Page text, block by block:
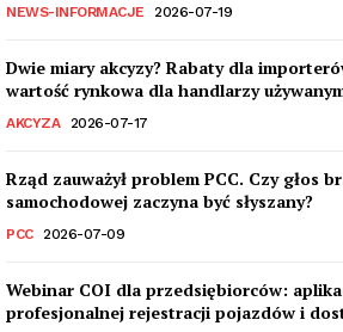
NEWS-INFORMACJE 2026-07-19
Dwie miary akcyzy? Rabaty dla
wartość rynkowa dla handlarzy
AKCYZA 2026-07-17
Rząd zauważył problem PCC. Czy głos
samochodowej zaczyna być słyszany?
PCC 2026-07-09
Webinar COI dla przedsiębiorców:
profesjonalnej rejestracji pojazdów i